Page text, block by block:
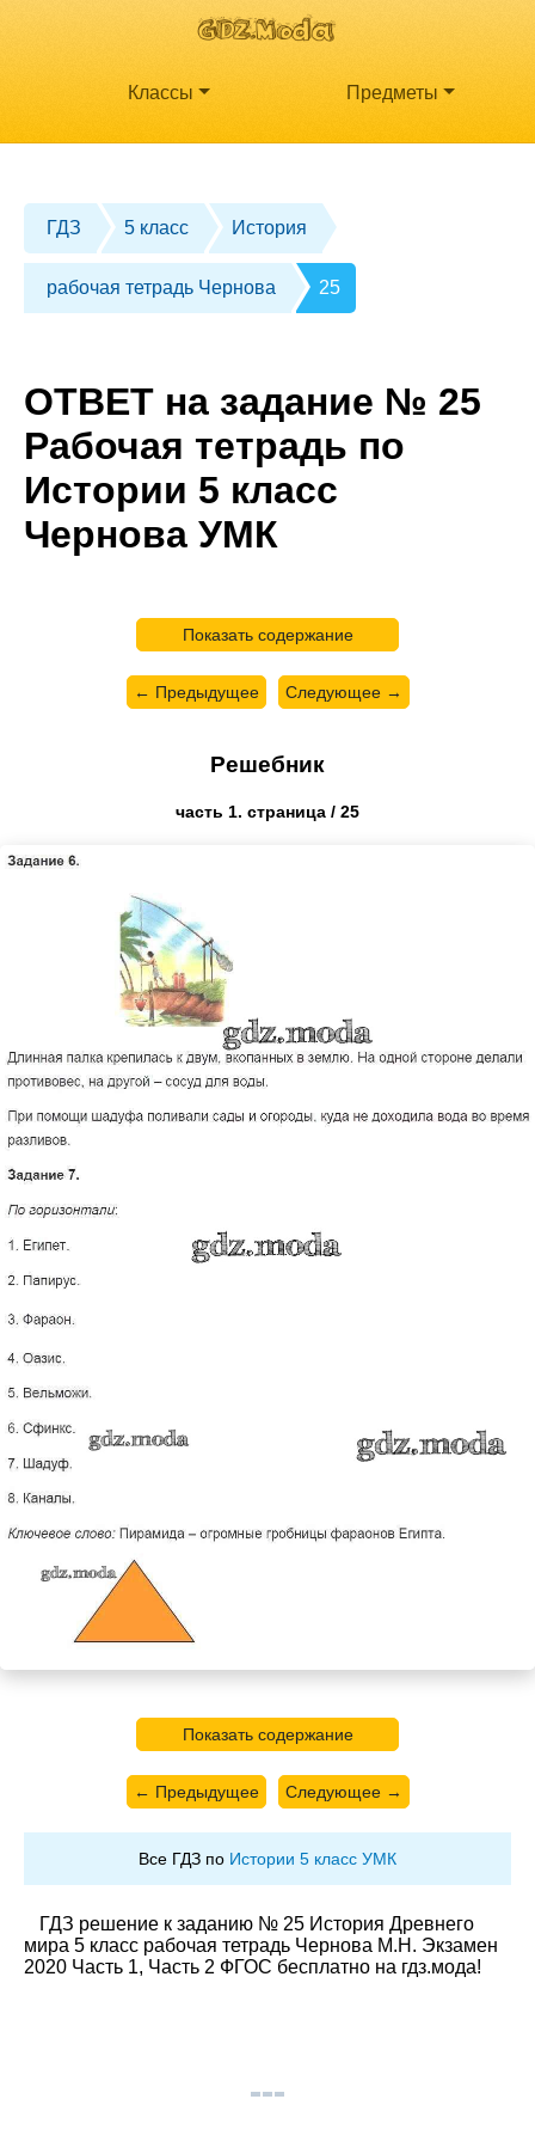
Классы Предметы
ГДЗ 5 класс История
рабочая тетрадь Чернова 25
ОТВЕТ на задание № 25
Рабочая тетрадь по
Истории 5 класс
Чернова УМК
Показать содержание
← Предыдущее Следующее →
Решебник
часть 1. страница / 25
Показать содержание
← Предыдущее Следующее →
Все ГДЗ по Истории 5 класс УМК
ГДЗ решение к заданию № 25 История Древнего
мира 5 класс рабочая тетрадь Чернова М.Н. Экзамен
2020 Часть 1, Часть 2 ФГОС бесплатно на гдз.мода!